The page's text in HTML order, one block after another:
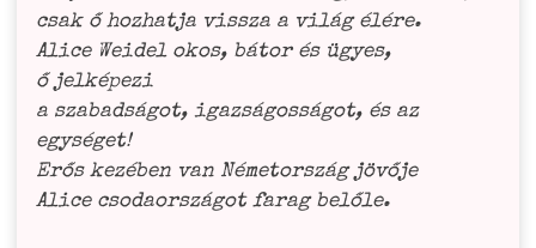
csak ő hoz­hat­ja viss­za a világ élé­re.
Ali­ce Wei­del okos, bátor és ügyes,
ő jel­ké­pe­zi
a sza­bad­sá­got, igaz­sá­gos­sá­got, és az
egy­sé­get!
Erős kezé­ben van Néme­tor­szág jövő­je
Ali­ce cso­da­or­szá­got farag belőle.